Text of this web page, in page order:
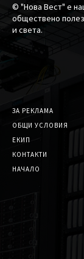
© "Нова Вест" е
обществено
и света.
ЗА РЕКЛАМА
ОБЩИ УСЛОВИЯ
ЕКИП
КОНТАКТИ
НАЧАЛО